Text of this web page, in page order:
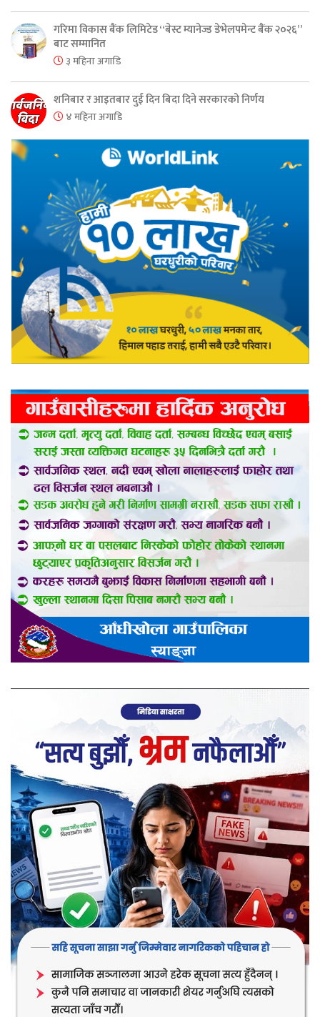
गरिमा विकास बैंक लिमिटेड “बेस्ट म्यानेज्ड डेभेलपमेन्ट बैंक २०२६”
बाट सम्मानित
३ महिना अगाडि
शनिबार र आइतबार दुई दिन बिदा दिने सरकारको निर्णय
४ महिना अगाडि